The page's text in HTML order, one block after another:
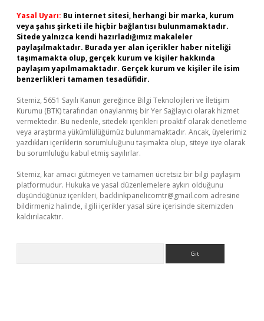
Yasal Uyarı: Bu internet sitesi, herhangi bir marka, kurum
veya şahıs şirketi ile hiçbir bağlantısı bulunmamaktadır.
Sitede yalnızca kendi hazırladığımız makaleler
paylaşılmaktadır. Burada yer alan içerikler haber niteliği
taşımamakta olup, gerçek kurum ve kişiler hakkında
paylaşım yapılmamaktadır. Gerçek kurum ve kişiler ile isim
benzerlikleri tamamen tesadüfidir.
Sitemiz, 5651 Sayılı Kanun gereğince Bilgi Teknolojileri ve İletişim
Kurumu (BTK) tarafından onaylanmış bir Yer Sağlayıcı olarak hizmet
vermektedir. Bu nedenle, sitedeki içerikleri proaktif olarak denetleme
veya araştırma yükümlülüğümüz bulunmamaktadır. Ancak, üyelerimiz
yazdıkları içeriklerin sorumluluğunu taşımakta olup, siteye üye olarak
bu sorumluluğu kabul etmiş sayılırlar.
Sitemiz, kar amacı gütmeyen ve tamamen ücretsiz bir bilgi paylaşım
platformudur. Hukuka ve yasal düzenlemelere aykırı olduğunu
düşündüğünüz içerikleri, backlinkpanelicomtr@gmail.com adresine
bildirmeniz halinde, ilgili içerikler yasal süre içerisinde sitemizden
kaldırılacaktır.